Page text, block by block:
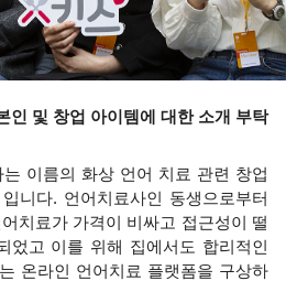
인 및 창업 아이템에 대한 소개 부탁
는 이름의 화상 언어 치료 관련 창업
니다. 언어치료사인 동생으로부터
치료가 가격이 비싸고 접근성이 떨
었고 이를 위해 집에서도 합리적인
온라인 언어치료 플랫폼을 구상하